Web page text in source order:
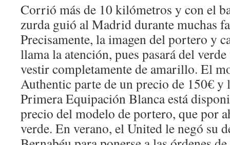
Corrió más de 10 kilómetros y con el
zurda guió al Madrid durante muchas
Precisamente, la imagen del portero y
llama la atención, pues pasará del
vestir completamente de amarillo. El
Authentic parte de un precio de 150€ y
Primera Equipación Blanca está
precio del modelo de portero, que por
verde. En verano, el United le negó su